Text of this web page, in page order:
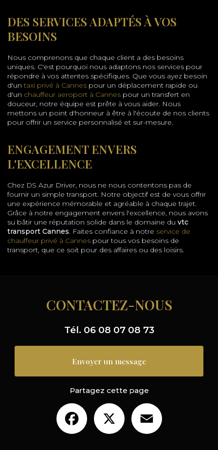
DES SERVICES ADAPTÉS À VOS
BESOINS
Nous comprenons que chaque client a des besoins
uniques. C'est pourquoi nous adaptons nos services pour
répondre à vos attentes spécifiques. Que vous ayez besoin
d'un taxi privé à Cannes pour un déplacement rapide ou
d'un chauffeur aeroport à Cannes pour un transfert en
douceur, notre équipe est prête à vous aider. Nous
mettons un point d'honneur à être à l'écoute de nos clients
pour offrir un service personnalisé et sur-mesure.
ENGAGEMENT ENVERS
L'EXCELLENCE
Chez DS Azur Driver, nous ne nous contentons pas de
fournir un simple transport. Notre objectif est de vous offrir
une expérience mémorable et agréable à chaque trajet.
Grâce à notre engagement envers l'excellence, nous avons
su bâtir une réputation solide dans le domaine du vtc
transport Cannes. Faites confiance à notre service de
chauffeur privé à Cannes pour tous vos besoins de
transport, que ce soit pour des affaires ou des loisirs.
CONTACTEZ-NOUS
Tél. 06 08 07 08 73
Envoyer un message
Partagez cette page
Facebook